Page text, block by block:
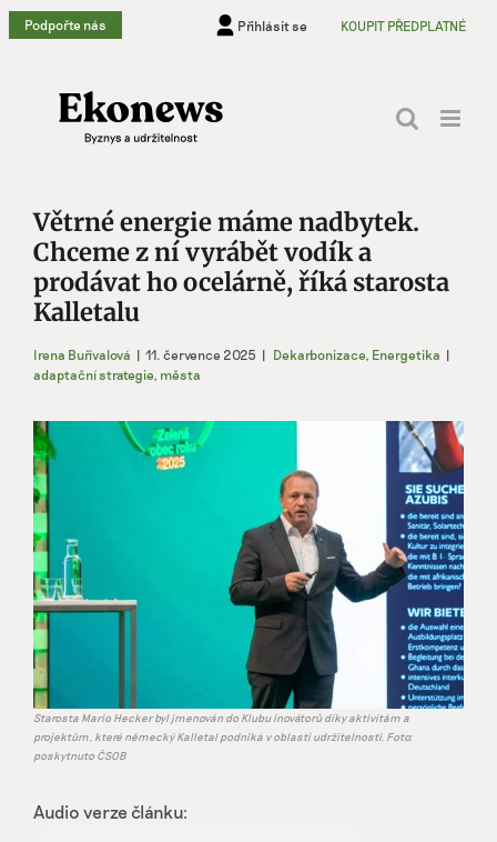
Přeskočit
na
Podpořte nás Přihlásit se KOUPIT PŘEDPLATNÉ
Větrné energie máme nadbytek.
Chceme z ní vyrábět vodík a
prodávat ho ocelárně, říká starosta
Kalletalu
Irena Buřívalová | 11. července 2025 | Dekarbonizace, Energetika |
adaptační strategie, města
Zobrazit
větší
obrázek
Starosta Mario Hecker byl jmenován do Klubu inovátorů díky aktivitám a
projektům, které německý Kalletal podniká v oblasti udržitelnosti. Foto:
poskytnuto ČSOB
Audio verze článku: